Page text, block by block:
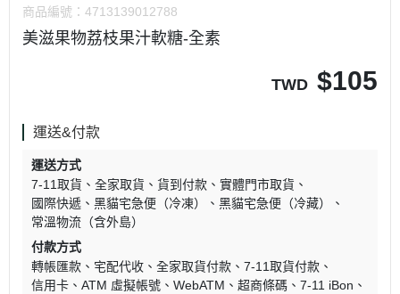
商品編號： 4713139012788
美滋果物荔枝果汁軟糖-全素
TWD $105
運送&付款
運送方式
7-11取貨
全家取貨 貨到付款
實體門市取貨
國際快遞
黑貓宅急便（冷凍）
黑貓宅急便（冷藏）
常溫物流（含外島）
付款方式
轉帳匯款
宅配代收 全家取貨付款
7-11取貨付款
信用卡
ATM 虛擬帳號 WebATM 超商條碼
7-11 iBon